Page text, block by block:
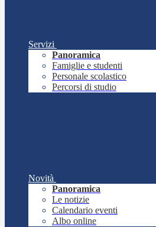
Servizi
Panoramica
Famiglie e studenti
Personale scolastico
Percorsi di studio
Novità
Panoramica
Le notizie
Calendario eventi
Albo online